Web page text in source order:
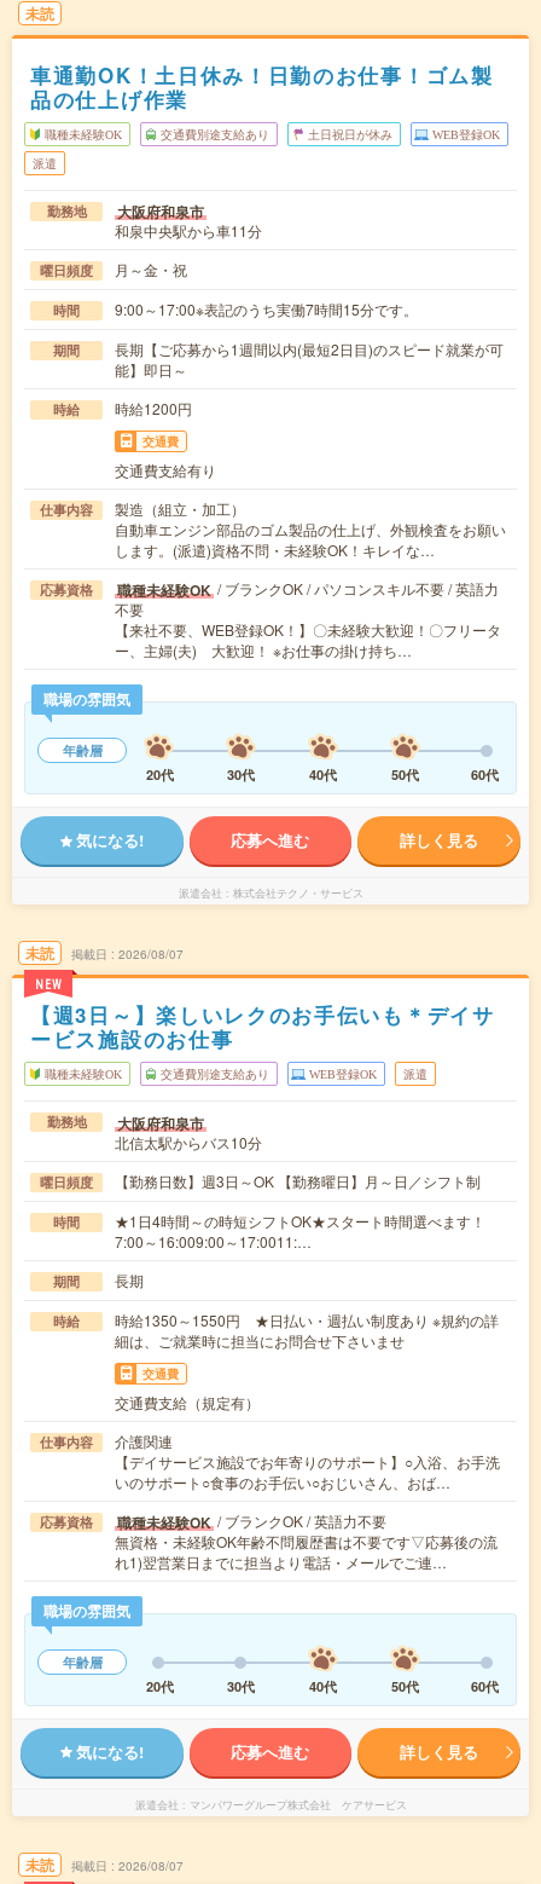
未読
車通勤OK！土日休み！日勤のお仕事！ゴム製
品の仕上げ作業
職種未経験OK 交通費別途支給あり 土日祝日が休み WEB登録OK
派遣
勤務地 大阪府和泉市
和泉中央駅から車11分
曜日頻度 月～金・祝
時間 9:00～17:00※表記のうち実働7時間15分です。
期間
長期【ご応募から1週間以内(最短2日目)のスピード就業が可
能】即日～
時給 時給1200円
交通費
交通費支給有り
仕事内容
製造（組立・加工）
自動車エンジン部品のゴム製品の仕上げ、外観検査をお願い
します。(派遣)資格不問・未経験OK！キレイな…
応募資格 職種未経験OK / ブランクOK / パソコンスキル不要 / 英語力
不要
【来社不要、WEB登録OK！】〇未経験大歓迎！〇フリータ
ー、主婦(夫) 大歓迎！ ※お仕事の掛け持ち…
職場の雰囲気
年齢層
20代
30代 40代 50代 60代
気になる! 応募へ進む 詳しく見る
派遣会社 株式会社テクノ・サービス
未読
NEW
掲載日 2026/08/07
【週3日～】楽しいレクのお手伝いも＊デイサ
ービス施設のお仕事
職種未経験OK 交通費別途支給あり WEB登録OK 派遣
勤務地 大阪府和泉市
北信太駅からバス10分
曜日頻度 【勤務日数】週3日～OK 【勤務曜日】月～日／シフト制
時間
★1日4時間～の時短シフトOK★スタート時間選べます！
7:00～16:009:00～17:0011:…
期間 長期
時給
時給1350～1550円 ★日払い・週払い制度あり ※規約の詳
細は、ご就業時に担当にお問合せ下さいませ
交通費
交通費支給（規定有）
仕事内容
介護関連
【デイサービス施設でお年寄りのサポート】○入浴、お手洗
いのサポート○食事のお手伝い○おじいさん、おば…
応募資格 職種未経験OK / ブランクOK / 英語力不要
無資格・未経験OK年齢不問履歴書は不要です▽応募後の流
れ1)翌営業日までに担当より電話・メールでご連…
職場の雰囲気
年齢層
20代
30代 40代 50代 60代
気になる! 応募へ進む 詳しく見る
派遣会社 マンパワーグループ株式会社 ケアサービス
未読 掲載日 2026/08/07